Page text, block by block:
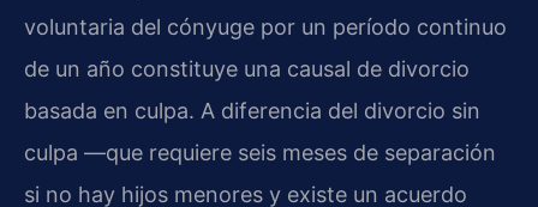
voluntaria del cónyuge por un período continuo
de un año constituye una causal de divorcio
basada en culpa. A diferencia del divorcio sin
culpa —que requiere seis meses de separación
si no hay hijos menores y existe un acuerdo